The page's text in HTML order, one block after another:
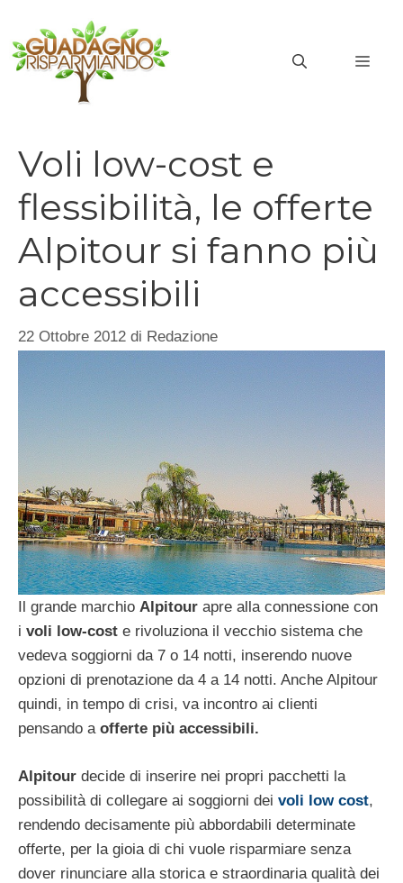
contenuto
Voli low-cost e
flessibilità, le offerte
Alpitour si fanno più
accessibili
22 Ottobre 2012 di Redazione
Il grande marchio Alpitour apre alla connessione con
i voli low-cost e rivoluziona il vecchio sistema che
vedeva soggiorni da 7 o 14 notti, inserendo nuove
opzioni di prenotazione da 4 a 14 notti. Anche Alpitour
quindi, in tempo di crisi, va incontro ai clienti
pensando a offerte più accessibili.
Alpitour decide di inserire nei propri pacchetti la
possibilità di collegare ai soggiorni dei voli low cost,
rendendo decisamente più abbordabili determinate
offerte, per la gioia di chi vuole risparmiare senza
dover rinunciare alla storica e straordinaria qualità dei